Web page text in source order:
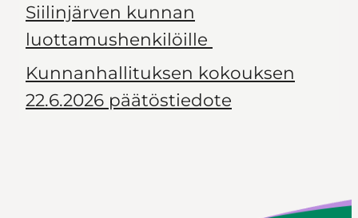
Siilinjärven kunnan
luottamushenkilöille
Kunnanhallituksen kokouksen
22.6.2026 päätöstiedote